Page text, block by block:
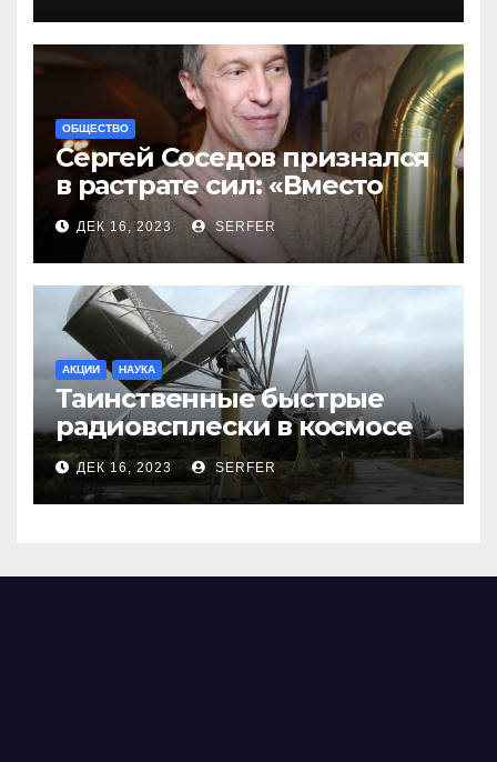
ОБЩЕСТВО
Сергей Соседов признался
в растрате сил: «Вместо
меня взяли Пригожина»
ДЕК 16, 2023 SERFER
АКЦИИ НАУКА
Таинственные быстрые
радиовсплески в космосе
сделались все более
странными
ДЕК 16, 2023 SERFER